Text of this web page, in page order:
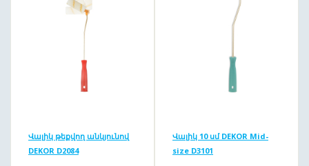
Վալիկ թեքվող անկյունով
DEKOR D2084
Վալիկ 10 սմ DEKOR Mid-
size D3101